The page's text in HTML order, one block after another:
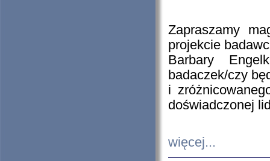
Zapraszamy
projekcie
Barbary
badaczek/czy
i
doświadczonej
więcej...